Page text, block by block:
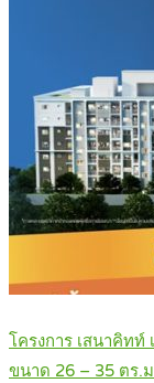
โครงการ เสนาคิท
ขนาด 26 – 35 ตร.